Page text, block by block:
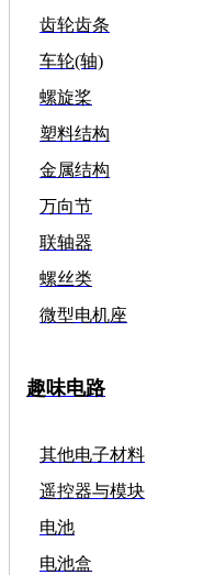
齿轮齿条
车轮(轴)
螺旋桨
塑料结构
金属结构
万向节
联轴器
螺丝类
微型电机座
趣味电路
其他电子材料
遥控器与模块
电池
电池盒